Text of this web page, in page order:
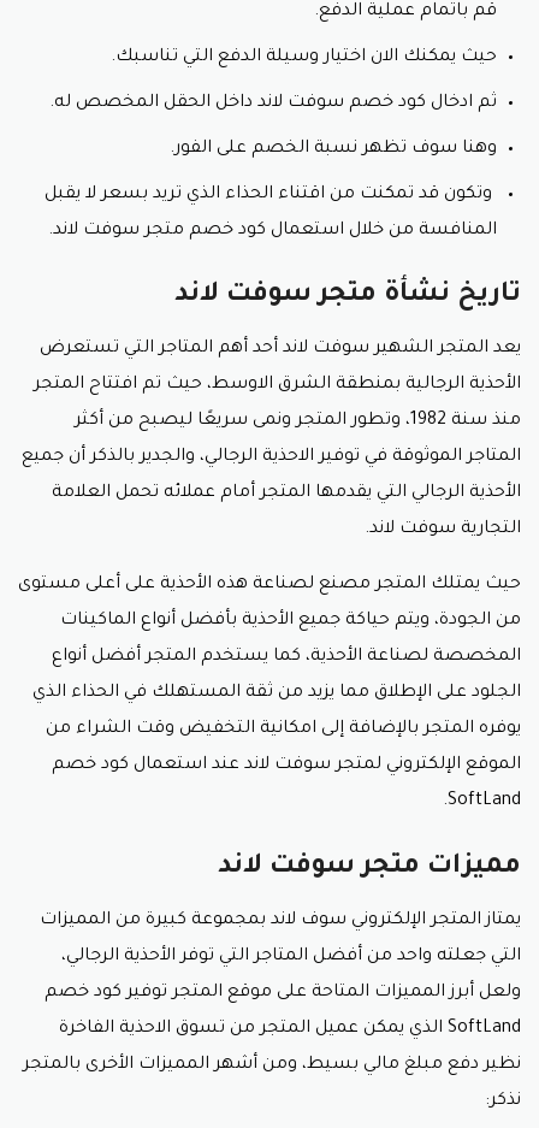
تستطيع مشاركة كوبون خصم سوفت لاند مع أصدقائك
لكي يستفيد الجميع، حيث يمكنك إرساله إلى أكثر من
شخص وسوف يتمكن الجميع من استعماله والحصول على
نفس الخصم بدون أي تعقيدات من قبل المتجر.
طريقة انشاء حساب خاص على متجر
سوفت لاند للأحذية الرجالي
يشتهر متجر سوفت لاند للاحذية الرجالي بتوفير كافة سبل
الراحة التي تجذب العميل للتسوق من المتجر، مثل توفير كود
خصم سوفت لاند، كما يوفر المتجر إمكانية إنشاء حساب
من العروض والخصومات والمميزات المتاحة بالمتجر
الإلكتروني، ولكي تتمكن من إنشاء حساب اتبع هذه
ابحث بشكل مباشر على محرك البحث عن اسم متجر
سوفت لاند.
عند ظهور متجر سوفت لاند للأحذية على شريط البحث
قم بالضغط عليه حتى تتمكن من الدخول إلى المتجر.
في الركن الاعلى من الصفحة الرئيسية للمتجر من جهة
قم بالنقر على علامة التسجيل حتى تتمكن من انشاء
الحساب واستعمال كود خصم سوفت لاند.
بعد النقر على علامة التسجيل سوف يظهر امامك نموذج
عبارة انشاء.
بعد اتمام كافة الخطوات السابقة يكون لديك حساب
الفاخرة بأسعار لم يسبق لها مثيل عند استعمال كود
خصم سوفت لاند.
قم باتمام عملية الدفع.
حيث يمكنك الان اختيار وسيلة الدفع التي تناسبك.
ثم ادخال كود خصم سوفت لاند داخل الحقل المخصص له.
وهنا سوف تظهر نسبة الخصم على الفور.
وتكون قد تمكنت من اقتناء الحذاء الذي تريد بسعر لا يقبل
المنافسة من خلال استعمال كود خصم متجر سوفت لاند.
تاريخ نشأة متجر سوفت لاند
يعد المتجر الشهير سوفت لاند أحد أهم المتاجر التي تستعرض
الأحذية الرجالية بمنطقة الشرق الاوسط، حيث تم افتتاح المتجر
منذ سنة 1982، وتطور المتجر ونمى سريعًا ليصبح من أكثر
المتاجر الموثوقة في توفير الاحذية الرجالي، والجدير بالذكر أن جميع
الأحذية الرجالي التي يقدمها المتجر أمام عملائه تحمل العلامة
التجارية سوفت لاند.
حيث يمتلك المتجر مصنع لصناعة هذه الأحذية على أعلى مستوى
من الجودة، ويتم حياكة جميع الأحذية بأفضل أنواع الماكينات
المخصصة لصناعة الأحذية، كما يستخدم المتجر أفضل أنواع
الجلود على الإطلاق مما يزيد من ثقة المستهلك في الحذاء الذي
يوفره المتجر بالإضافة إلى امكانية التخفيض وقت الشراء من
الموقع الإلكتروني لمتجر سوفت لاند عند استعمال كود خصم
SoftLand.
مميزات متجر سوفت لاند
يمتاز المتجر الإلكتروني سوف لاند بمجموعة كبيرة من المميزات
التي جعلته واحد من أفضل المتاجر التي توفر الأحذية الرجالي،
ولعل أبرز المميزات المتاحة على موقع المتجر توفير كود خصم
SoftLand الذي يمكن عميل المتجر من تسوق الاحذية الفاخرة
نظير دفع مبلغ مالي بسيط، ومن أشهر المميزات الأخرى بالمتجر
نذكر: